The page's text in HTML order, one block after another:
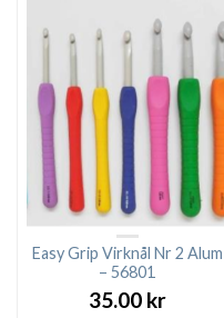
Easy Grip Virknål Nr 2 Alum
– 56801
35.00 kr